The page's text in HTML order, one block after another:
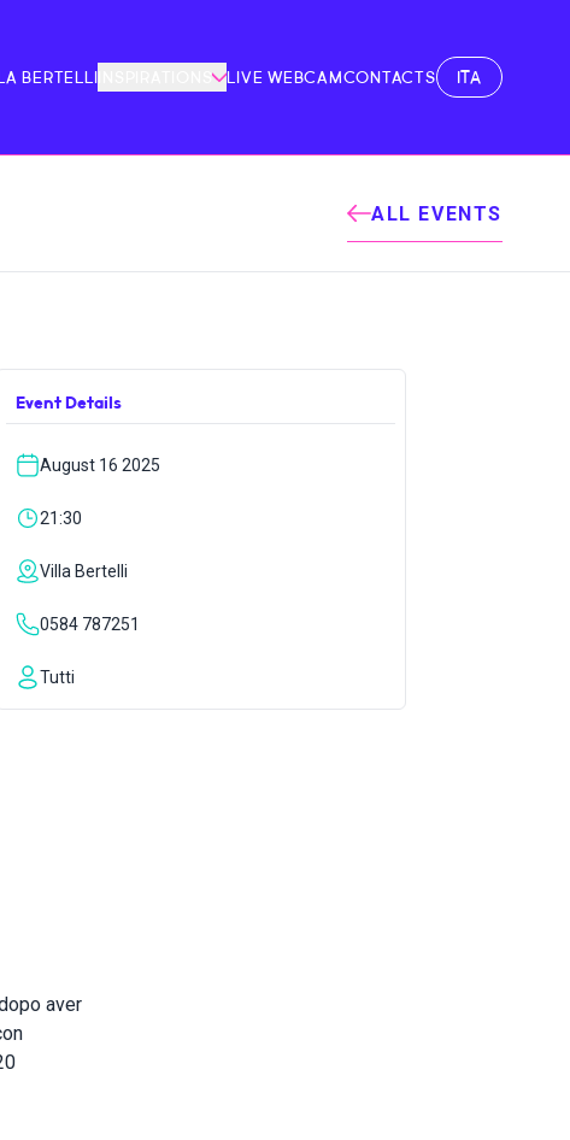
ITA
BERTELLI INSPIRATIONS LIVE WEBCAMCONTACTS
ALL EVENTS
Event Details
August 16 2025
21:30
Villa Bertelli
0584 787251
Tutti
aver